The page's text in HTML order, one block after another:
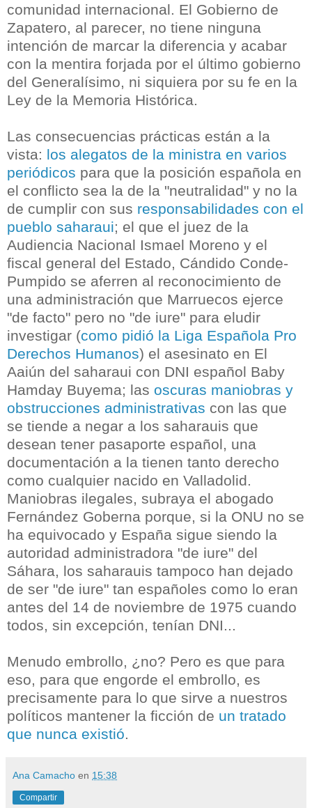
comunidad internacional. El Gobierno de
Zapatero, al parecer, no tiene ninguna
intención de marcar la diferencia y acabar
con la mentira forjada por el último gobierno
del Generalísimo, ni siquiera por su fe en la
Ley de la Memoria Histórica.
Las consecuencias prácticas están a la
vista: los alegatos de la ministra en varios
periódicos para que la posición española en
el conflicto sea la de la "neutralidad" y no la
de cumplir con sus responsabilidades con el
pueblo saharaui; el que el juez de la
Audiencia Nacional Ismael Moreno y el
fiscal general del Estado, Cándido Conde-
Pumpido se aferren al reconocimiento de
una administración que Marruecos ejerce
"de facto" pero no "de iure" para eludir
investigar (como pidió la Liga Española Pro
Derechos Humanos) el asesinato en El
Aaiún del saharaui con DNI español Baby
Hamday Buyema; las oscuras maniobras y
obstrucciones administrativas con las que
se tiende a negar a los saharauis que
desean tener pasaporte español, una
documentación a la tienen tanto derecho
como cualquier nacido en Valladolid.
Maniobras ilegales, subraya el abogado
Fernández Goberna porque, si la ONU no se
ha equivocado y España sigue siendo la
autoridad administradora "de iure" del
Sáhara, los saharauis tampoco han dejado
de ser "de iure" tan españoles como lo eran
antes del 14 de noviembre de 1975 cuando
todos, sin excepción, tenían DNI...
Menudo embrollo, ¿no? Pero es que para
eso, para que engorde el embrollo, es
precisamente para lo que sirve a nuestros
políticos mantener la ficción de un tratado
que nunca existió.
Ana Camacho en 15:38
Compartir